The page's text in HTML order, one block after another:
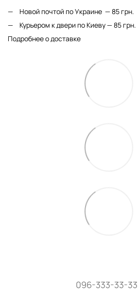
Новой почтой по Украине — 85 грн.
Курьером к двери по Киеву — 85 грн.
Подробнее о доставке
096-333-33-33